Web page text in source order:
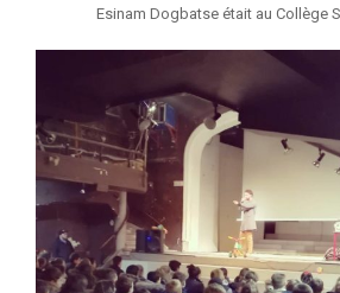
Esinam Dogbatse était au Collège
jeunessesmusicaleslg